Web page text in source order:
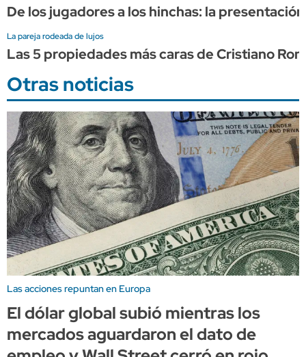
De los jugadores a los hinchas: la
La pareja rodeada de lujos
Las 5 propiedades más caras de Cristiano
Otras noticias
Las acciones repuntan en Europa
El dólar global subió mientras los
mercados aguardaron el dato de